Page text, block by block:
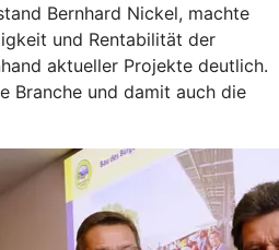
Bernhard Nickel, machte
und Rentabilität der
aktueller Projekte deutlich.
Branche und damit auch die